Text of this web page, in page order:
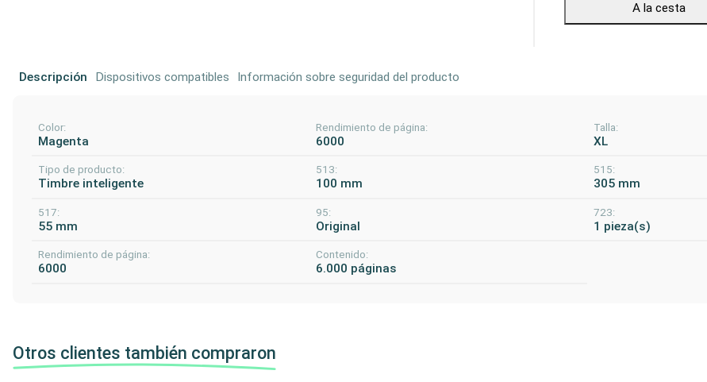
A la cesta
Descripción Dispositivos compatibles Información sobre seguridad del producto
Color:
Magenta
Rendimiento de página:
6000
Talla:
XL
Tipo de producto:
Timbre inteligente
513:
100 mm
515:
305 mm
517:
55 mm
95:
Original
723:
1 pieza(s)
Rendimiento de página:
6000
Contenido:
6.000 páginas
Otros clientes también compraron